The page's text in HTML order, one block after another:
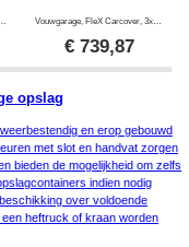
Vouwgarage, FleX Carcover, 3x6m, Zwart
€ 739,87
opslag
en erop gebouwd
met slot en handvat zorgen
bieden de mogelijkheid om zelfs
indien nodig
over voldoende
heftruck of kraan worden